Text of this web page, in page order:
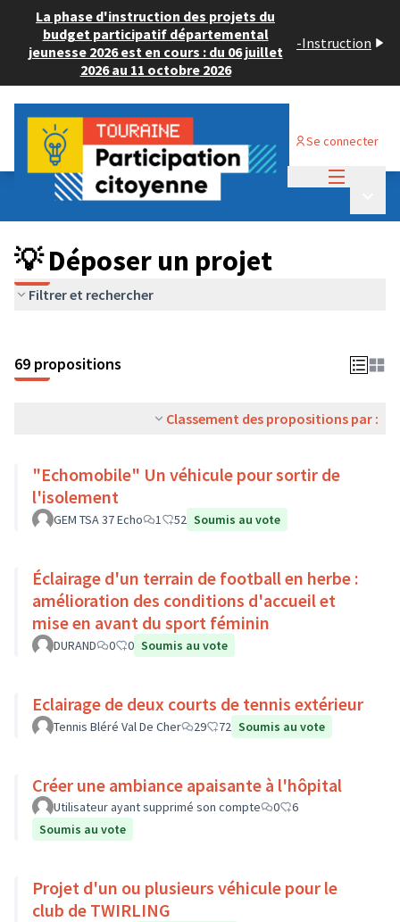
La phase d'instruction des projets du
budget participatif départemental
jeunesse 2026 est en cours : du 06 juillet
2026 au 11 octobre 2026
-Instruction
Se connecter
Budget Participatif ADULTE 2024
💡 Déposer un projet
💡 Déposer un projet
Filtrer et rechercher
69 propositions
Classement des propositions par :
"Echomobile" Un véhicule pour sortir de
l'isolement
GEM TSA 37 Echo 1 52 Soumis au vote
Éclairage d'un terrain de football en herbe :
amélioration des conditions d'accueil et
mise en avant du sport féminin
DURAND 0 0 Soumis au vote
Eclairage de deux courts de tennis extérieur
Tennis Bléré Val De Cher 29 72 Soumis au vote
Créer une ambiance apaisante à l'hôpital
Utilisateur ayant supprimé son compte 0
6
Soumis au vote
Projet d'un ou plusieurs véhicule pour le
club de TWIRLING